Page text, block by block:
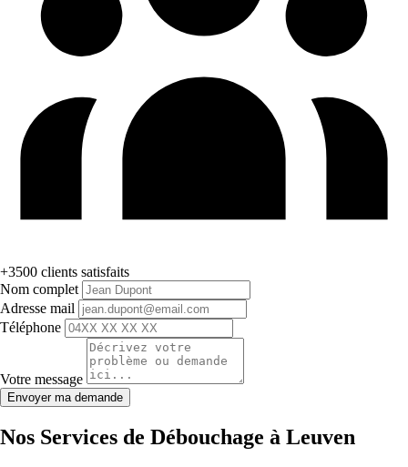
+3500 clients satisfaits
Nom complet
Adresse mail
Téléphone
Votre message
Envoyer ma demande
Nos Services de Débouchage à Leuven